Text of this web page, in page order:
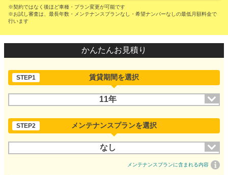
※契約ではなく後ほど車種・プラン変更が可能です
※お試し審査は、最長年数・メンテナンスプランなし・希望ナンバーなしの最低月額料金で
行います
かんたんお見積り
STEP1 賃貸期間を選択
11年
STEP2 メンテナンスプランを選択
なし
メンテナンスプランに含まれる内容